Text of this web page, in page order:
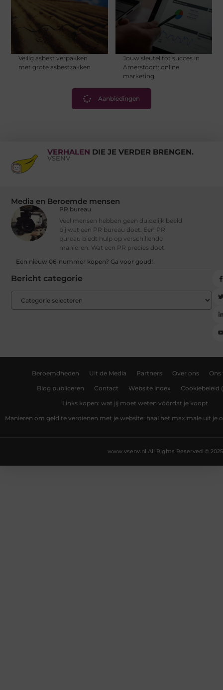
Veilig asbest verpakken
met grote asbestzakken
Jouw sleutel tot succes in
Amersfoort: online
marketing
Aanbiedingen
VERHALEN DIE JE VERDER BRENGEN.
VSENV
Media en Beroemde mensen
PR bureau
Veel mensen hebben geen duidelijk beeld
bij wat een PR bureau doet. Een PR
bureau biedt hulp op verschillende
manieren. Wat een PR precies doet
Een nieuw 06-nummer kopen? Ga voor goud!
Bericht categorie
Beroemdheden Uit de Media Partners Over ons Ons
Blog publiceren Contact Website index Cookiebeleid
Links kopen: wat jij moet weten vóórdat je koopt
Manieren om geld te verdienen met je website: haal het maximale uit je
All Rights Reserved © 2025
www.vsenv.nl.